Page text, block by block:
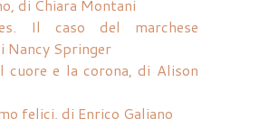
di Chiara Montani
Il caso del marchese
Nancy Springer
cuore e la corona, di Alison
felici, di Enrico Galiano